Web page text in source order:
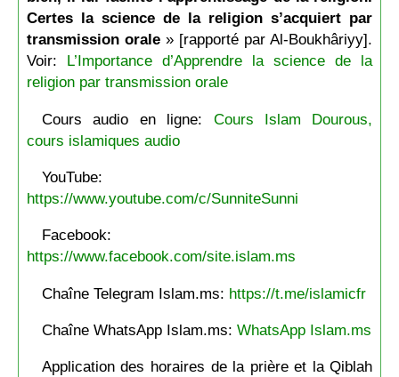
Certes la science de la religion s’acquiert par
transmission orale» [rapporté par Al-Boukhâriyy].
Voir: L’Importance d’Apprendre la science de la
religion par transmission orale
Cours audio en ligne: Cours Islam Dourous,
cours islamiques audio
YouTube:
https://www.youtube.com/c/SunniteSunni
Facebook:
https://www.facebook.com/site.islam.ms
Chaîne Telegram Islam.ms: https://t.me/islamicfr
Chaîne WhatsApp Islam.ms: WhatsApp Islam.ms
Application des horaires de la prière et la Qiblah